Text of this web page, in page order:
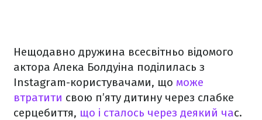
Нещодавно дружина всесвітньо відомого
актора Алека Болдуіна поділилась з
Instagram-користувачами, що може
втратити свою п’яту дитину через слабке
серцебиття, що і сталось через деякий час.